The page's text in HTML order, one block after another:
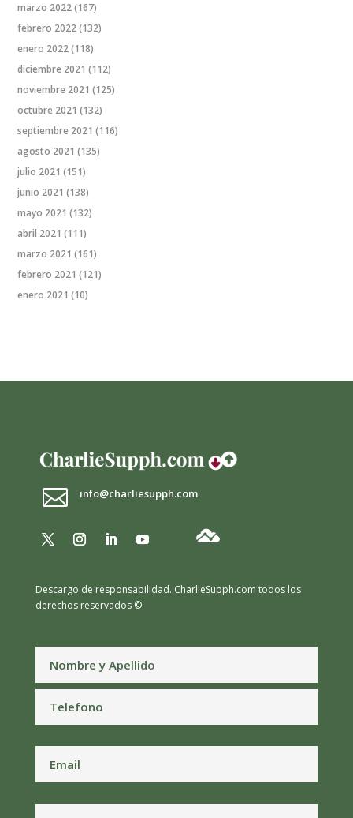
marzo 2022(167)
febrero 2022(132)
enero 2022(118)
diciembre 2021 (112)
noviembre 2021 (125)
octubre 2021 (132)
septiembre 2021 (116)
agosto 2021 (135)
julio 2021 (151)
junio 2021 (138)
mayo 2021 (132)
abril 2021 (111)
marzo 2021 (161)
febrero 2021 (121)
enero 2021 (10)
 info@charliesupph.com
Descargo de responsabilidad. CharlieSupph.com todos los
derechos reservados ©